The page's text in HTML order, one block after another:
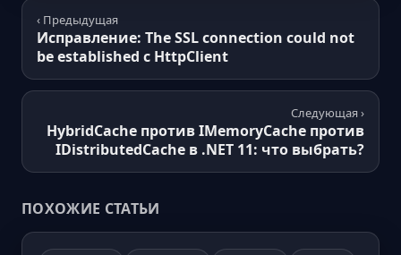
‹ Предыдущая
Исправление: The SSL connection could not
be established с HttpClient
Следующая ›
HybridCache против IMemoryCache против
IDistributedCache в .NET 11: что выбрать?
ПОХОЖИЕ СТАТЬИ